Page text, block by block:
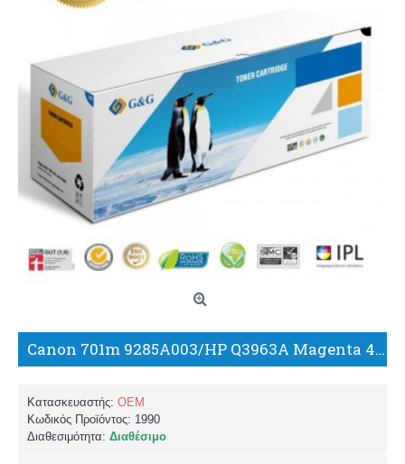
Canon 701m 9285A003/HP Q3963A Magenta 4.000 σελ. Color Laserjet 1500/2500/2550 LBP5200, MF8180C ΣΥΜΒΑΤΟ TONER/G+G
Κατασκευαστής: OEM
Κωδικός Προϊόντος: 1990
Διαθεσιμότητα: Διαθέσιμο